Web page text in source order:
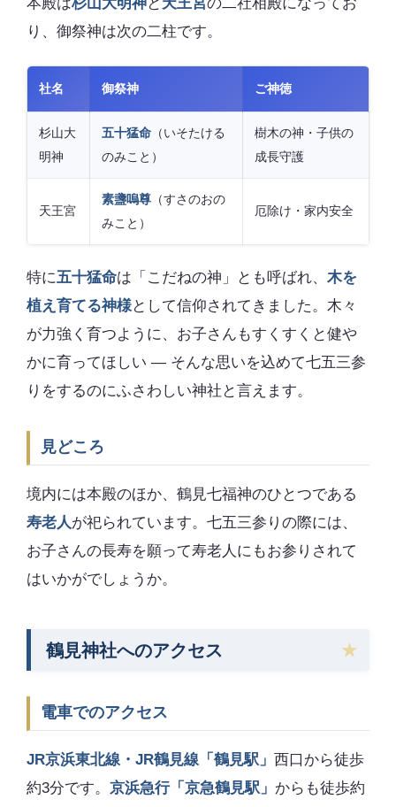
り、御祭神は次の二柱です。
社名 御祭神 ご神徳
杉山大
明神
五十猛命 （いそたける
のみこと）
樹木の神・子供の
成長守護
天王宮
素盞嗚尊 （すさのおの
みこと）
厄除け・家内安全
特に五十猛命は「こだねの神」とも呼ばれ、 木を
植え育てる神様として信仰されてきました。木々
が力強く育つように、お子さんもすくすくと健や
かに育ってほしい — そんな思いを込めて七五三参
りをするのにふさわしい神社と言えます。
見どころ
境内には本殿のほか、鶴見七福神のひとつである
寿老人が祀られています。七五三参りの際には、
お子さんの長寿を願って寿老人にもお参りされて
はいかがでしょうか。
鶴見神社へのアクセス
電車でのアクセス
JR京浜東北線・JR鶴見線「鶴見駅」 西口から徒歩
約3分です。 京浜急行「京急鶴見駅」 からも徒歩約